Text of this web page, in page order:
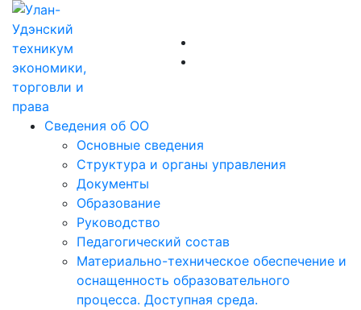
Сведения об ОО
Основные сведения
Структура и органы управления
Документы
Образование
Руководство
Педагогический состав
Материально-техническое обеспечение и
оснащенность образовательного
процесса. Доступная среда.